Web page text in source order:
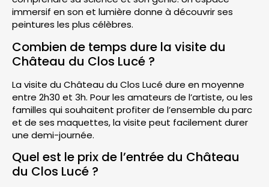
immersif en son et lumière donne à découvrir ses
peintures les plus célèbres.
Combien de temps dure la visite du
Château du Clos Lucé ?
La visite du Château du Clos Lucé dure en moyenne
entre 2h30 et 3h. Pour les amateurs de l’artiste, ou les
familles qui souhaitent profiter de l’ensemble du parc
et de ses maquettes, la visite peut facilement durer
une demi-journée.
Quel est le prix de l’entrée du Château
du Clos Lucé ?